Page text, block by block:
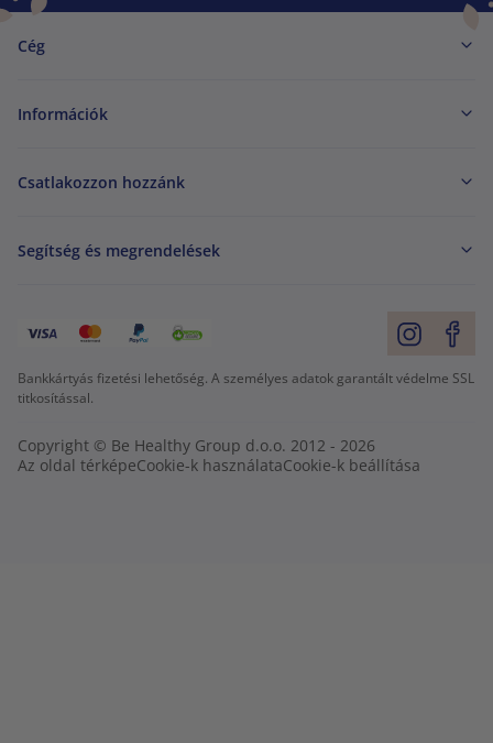
Cég
Információk
Csatlakozzon hozzánk
Segítség és megrendelések
Bankkártyás fizetési lehetőség. A személyes adatok garantált védelme SSL
titkosítással.
Copyright © Be Healthy Group d.o.o. 2012 - 2026
Az oldal térképeCookie-k használataCookie-k beállítása